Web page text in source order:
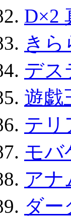
D×2
き
デス
遊戯
テリ
モバ
アナ
ダー